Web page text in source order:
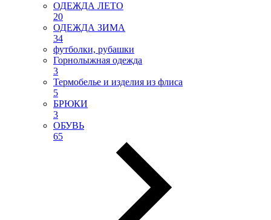
ОДЕЖДА ЛЕТО
20
ОДЕЖДА ЗИМА
34
футболки, рубашки
Горнолыжная одежда
3
Термобелье и изделия из флиса
5
БРЮКИ
3
ОБУВЬ
65